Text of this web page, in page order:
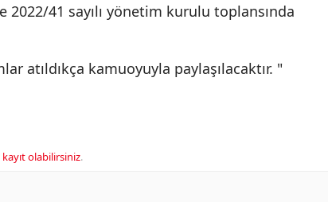
41 sayılı yönetim kurulu toplansında
atıldıkça kamuoyuyla paylaşılacaktır. "
kayıt olabilirsiniz.